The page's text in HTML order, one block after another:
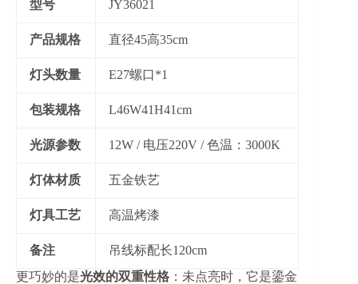
​型号​ JY36021
​产品规格​ 直径45高35cm
​灯头数量​ E27螺口*1
​包装规格​ L46W41H41cm
​光源参数​ 12W / 电压220V / 色温：3000K
​灯体材质​ 五金铁艺
​灯具工艺​ 高温烤漆
​备注​
吊线标配长120cm
更巧妙的是​​光效的双重性格​ ​：未点亮时，它是鎏金